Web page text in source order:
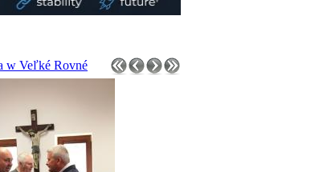
w Veľké Rovné